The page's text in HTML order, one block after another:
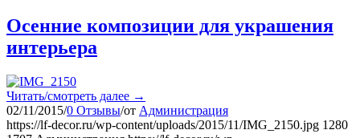
Осенние композиции для украшения
интерьера
Читать/смотреть далее →
02/11/2015/0 Отзывы/от Администрация
https://lf-decor.ru/wp-content/uploads/2015/11/IMG_2150.jpg 1280